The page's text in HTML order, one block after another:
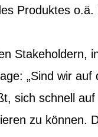
Produktes
Stakeholdern,
„Sind wir
sich schnell
zu können.